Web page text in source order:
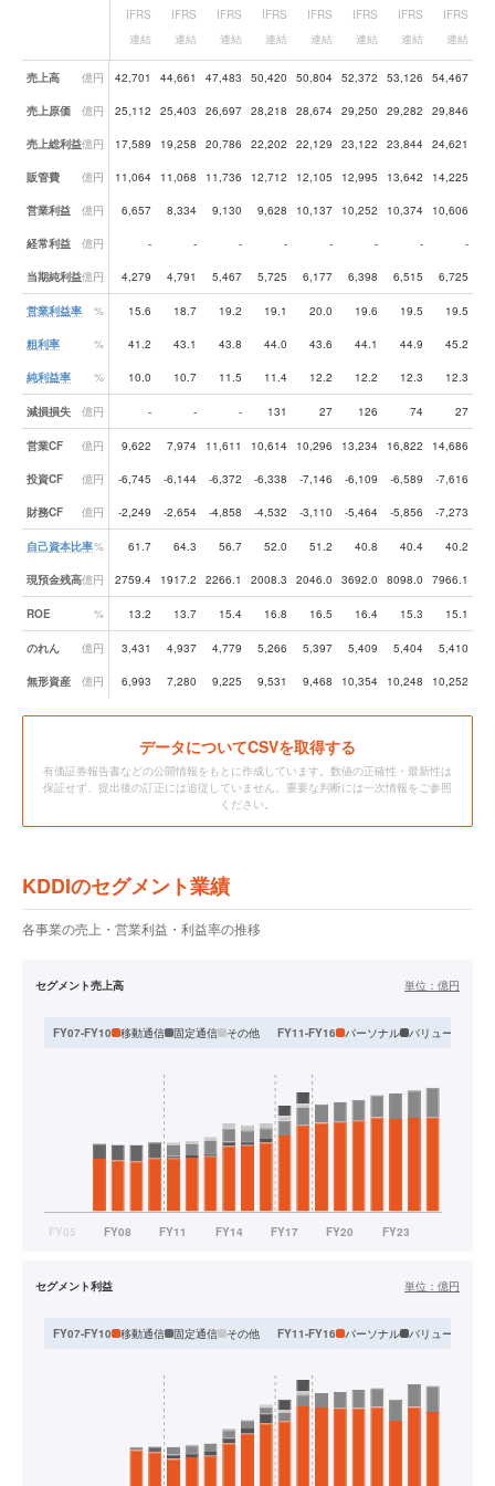
業績データ一覧
IFRS
連結
IFRS
連結
IFRS
連結
IFRS
連結
IFRS
連結
IFRS
連結
IFRS
連結
IFRS
連結
売上高 億円 42,701 44,661 47,483 50,420 50,804 52,372 53,126 54,467
売上原価 億円 25,112 25,403 26,697 28,218 28,674 29,250 29,282 29,846
売上総利益億円 17,589 19,258 20,786 22,202 22,129 23,122 23,844 24,621
販管費 億円 11,064 11,068 11,736 12,712 12,105 12,995 13,642 14,225
営業利益 億円 6,657 8,334 9,130 9,628 10,137 10,252 10,374 10,606
経常利益 億円 - - - - - - - -
当期純利益億円 4,279 4,791 5,467 5,725 6,177 6,398 6,515 6,725
営業利益率 % 15.6 18.7 19.2 19.1 20.0 19.6 19.5 19.5
粗利率 % 41.2 43.1 43.8 44.0 43.6 44.1 44.9 45.2
純利益率 % 10.0 10.7 11.5 11.4 12.2 12.2 12.3 12.3
減損損失 億円 - - - 131 27 126 74 27
営業CF 億円 9,622 7,974 11,611 10,614 10,296 13,234 16,822 14,686
投資CF 億円 -6,745 -6,144 -6,372 -6,338 -7,146 -6,109 -6,589 -7,616
財務CF 億円 -2,249 -2,654 -4,858 -4,532 -3,110 -5,464 -5,856 -7,273
自己資本比率% 61.7 64.3 56.7 52.0 51.2 40.8 40.4 40.2
現預金残高億円 2759.4 1917.2 2266.1 2008.3 2046.0 3692.0 8098.0 7966.1
ROE % 13.2 13.7 15.4 16.8 16.5 16.4 15.3 15.1
のれん 億円 3,431 4,937 4,779 5,266 5,397 5,409 5,404 5,410
無形資産 億円 6,993 7,280 9,225 9,531 9,468 10,354 10,248 10,252
データについてCSVを取得する
有価証券報告書などの公開情報をもとに作成しています。数値の正確性・最新性は
保証せず、提出後の訂正には追従していません。重要な判断には一次情報をご参照
ください。
KDDIのセグメント業績
各事業の売上・営業利益・利益率の推移
セグメント売上高 単位： 億円
FY07-FY10 移動通信 固定通信 その他 FY11-FY16 パーソナル バリュー
セグメント利益 単位： 億円
FY07-FY10 移動通信 固定通信 その他 FY11-FY16 パーソナル バリュー